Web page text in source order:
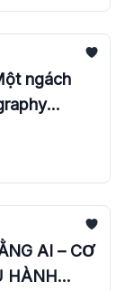
ngách
AI – CƠ
HÀNH